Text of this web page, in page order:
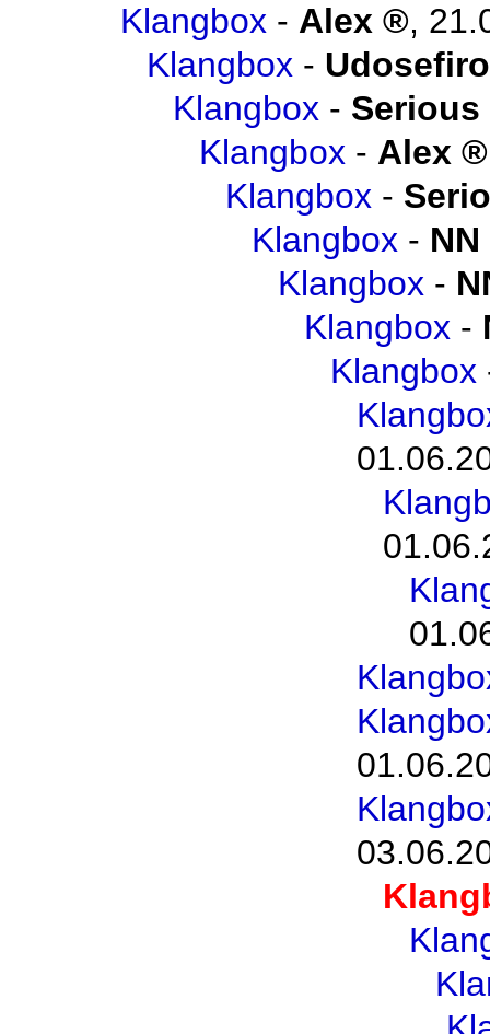
Klangbox - Alex ,
Klangbox -
Klangbox -
Klangbox - Alex
Klangbox -
Klangbox - NN
Klangbox -
Klangbox -
Klangbox